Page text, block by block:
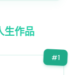
生作品
#1